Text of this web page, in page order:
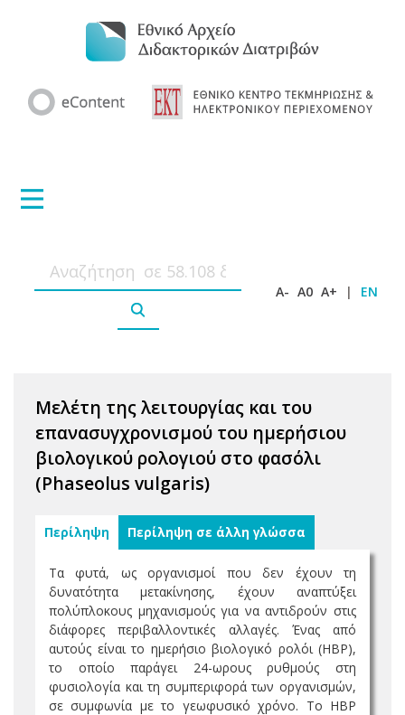
A- A0 A+ | EN
Μελέτη της λειτουργίας και του
επανασυγχρονισμού του ημερήσιου
βιολογικού ρολογιού στο φασόλι
(Phaseolus vulgaris)
Περίληψη Περίληψη σε άλλη γλώσσα
Τα φυτά, ως οργανισμοί που δεν έχουν τη
δυνατότητα μετακίνησης, έχουν αναπτύξει
πολύπλοκους μηχανισμούς για να αντιδρούν στις
διάφορες περιβαλλοντικές αλλαγές. Ένας από
αυτούς είναι το ημερήσιο βιολογικό ρολόι (ΗΒΡ),
το οποίο παράγει 24-ωρους ρυθμούς στη
φυσιολογία και τη συμπεριφορά των οργανισμών,
σε συμφωνία με το γεωφυσικό χρόνο. Το ΗΒΡ